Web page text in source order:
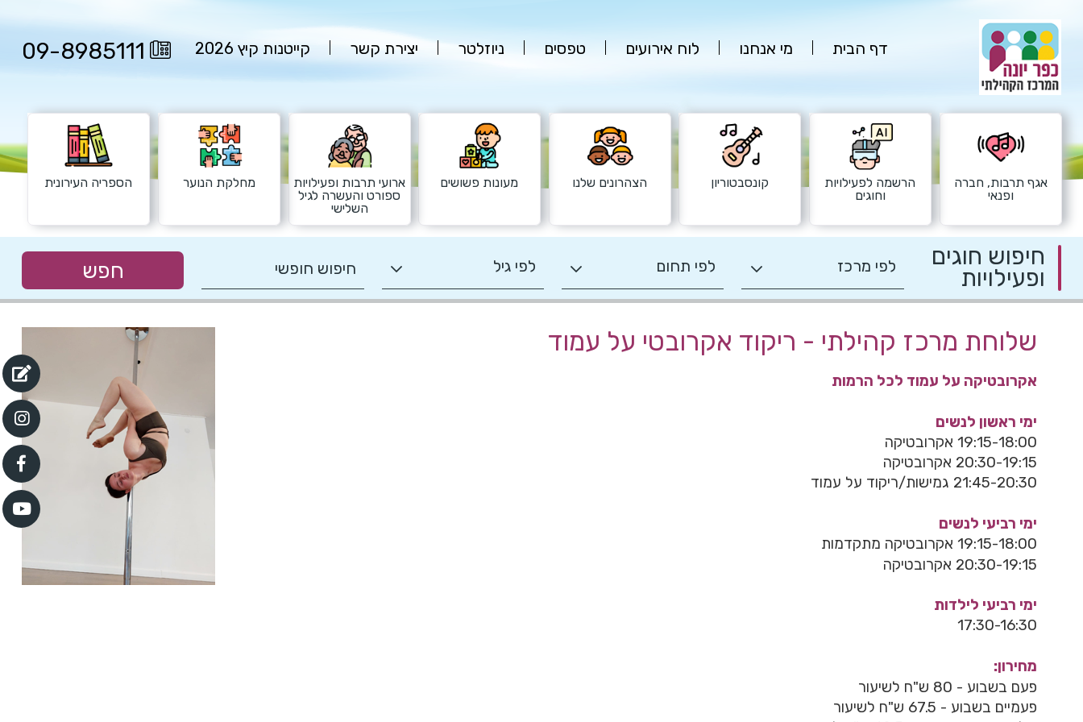
דף הבית מי אנחנו לוח אירועים טפסים ניוזלטר יצירת קשר קייטנות קיץ 2026 09-8985111
אגף תרבות, חברה
ופנאי
הרשמה לפעילויות
וחוגים
קונסבטוריון הצהרונים שלנו מעונות פשושים
ארועי תרבות ופעילויות
ספורט והעשרה לגיל
השלישי
מחלקת הנוער הספריה העירונית
חיפוש חוגים
ופעילויות
שלוחת מרכז קהילתי - ריקוד אקרובטי על עמוד
אקרובטיקה על עמוד לכל הרמות
ימי ראשון לנשים
19:15-18:00 אקרובטיקה
20:30-19:15 אקרובטיקה
21:45-20:30 גמישות/ריקוד על עמוד
ימי רביעי לנשים
19:15-18:00 אקרובטיקה מתקדמות
20:30-19:15 אקרובטיקה
ימי רביעי לילדות
17:30-16:30
מחירון:
פעם בשבוע - 80 ש"ח לשיעור
פעמיים בשבוע - 67.5 ש"ח לשיעור